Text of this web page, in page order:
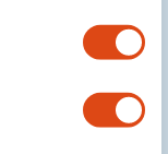
hjelp